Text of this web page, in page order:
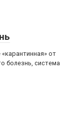
от
болезнь, система